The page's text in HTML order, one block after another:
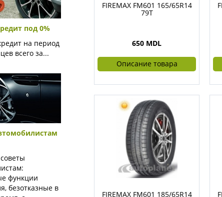
под 0%
на период
всего за...
функции
безотказные в
FIREMAX FM601 165/65R14
79T
650 MDL
Описание товара
FIREMAX FM601 185/65R14